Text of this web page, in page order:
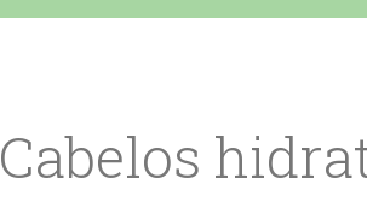
Cabelos